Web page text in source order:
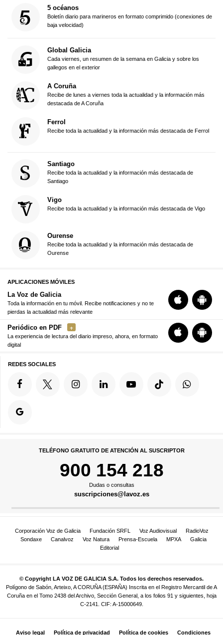
5 océanos
Boletín diario para marineros en formato comprimido (conexiones de
baja velocidad)
Global Galicia
Cada viernes, un resumen de la semana en Galicia y sobre los
gallegos en el exterior
A Coruña
Recibe de lunes a viernes toda la actualidad y la información más
destacada de A Coruña
Ferrol
Recibe toda la actualidad y la información más destacada de Ferrol
Santiago
Recibe toda la actualidad y la información más destacada de
Santiago
Vigo
Recibe toda la actualidad y la información más destacada de Vigo
Ourense
Recibe toda la actualidad y la información más destacada de
Ourense
APLICACIONES MÓVILES
La Voz de Galicia
Toda la información en tu móvil. Recibe notificaciones y no te
pierdas la actualidad más relevante
Periódico en PDF
La experiencia de lectura del diario impreso, ahora, en formato
digital
REDES SOCIALES
TELÉFONO GRATUITO DE ATENCIÓN AL SUSCRIPTOR
900 154 218
Dudas o consultas
suscripciones@lavoz.es
Corporación Voz de Galicia Fundación SRFL Voz Audiovisual
RadioVoz
Sondaxe
Canalvoz Voz Natura Prensa-Escuela MPXA
Galicia
Editorial
© Copyright LA VOZ DE GALICIA S.A. Todos los derechos reservados.
Polígono de Sabón, Arteixo, A CORUÑA (ESPAÑA) Inscrita en el Registro Mercantil de A
Coruña en el Tomo 2438 del Archivo, Sección General, a los folios 91 y siguientes, hoja
C-2141. CIF: A-15000649.
Aviso legal Política de privacidad Política de cookies Condiciones